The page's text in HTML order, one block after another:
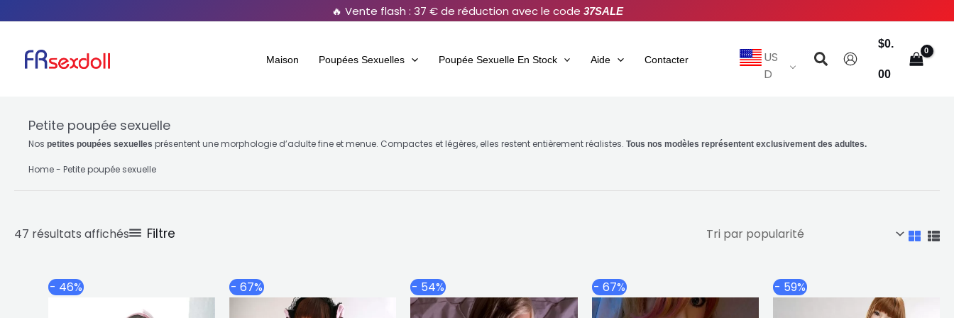
contenu
🔥 Vente flash : 37 € de réduction avec le code 37SALE
Maison Poupées Sexuelles Poupée Sexuelle En Stock Aide Contacter
US
D
Rechercher
$0.
00
Petite poupée sexuelle
Nos petites poupées sexuelles présentent une morphologie d’adulte fine et menue. Compactes et légères, elles restent entièrement réalistes. Tous nos modèles représentent exclusivement des adultes.
Home- Petite poupée sexuelle
47 résultats affichés Filtre
- 46% - 67% - 54%
de
produit
- 67%
deproduit
- 59%
de
produit